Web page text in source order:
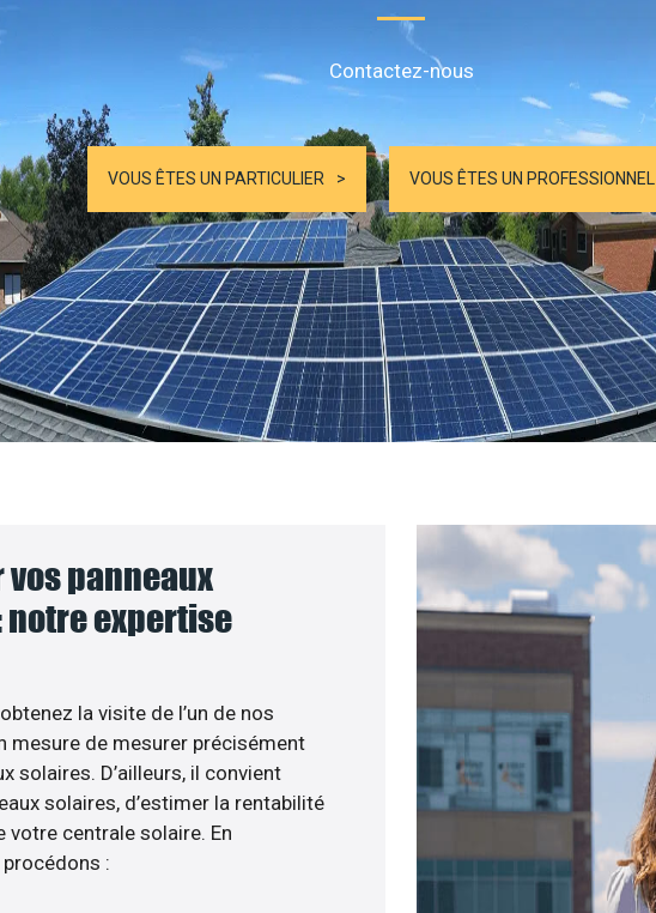
Contactez-nous
VOUS ÊTES UN PARTICULIER VOUS ÊTES UN PROFESSIONNEL
panneaux
notre expertise
la visite de l’un de nos
mesure de mesurer précisément
solaires. D’ailleurs, il convient
solaires, d’estimer la rentabilité
centrale solaire. En
: